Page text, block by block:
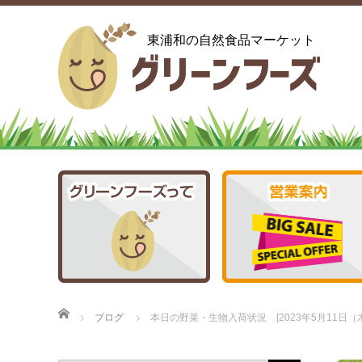
東浦和の自然食品マーケット
ホーム
ブログ 本日の野菜・生物入荷状況 [2023年5月11日（